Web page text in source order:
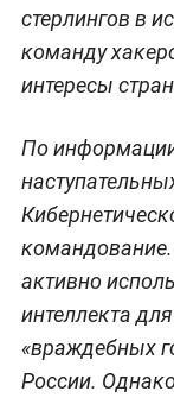
стерлингов в
команду
интересы
По
командование.
активно
интеллекта
«враждебных
России.